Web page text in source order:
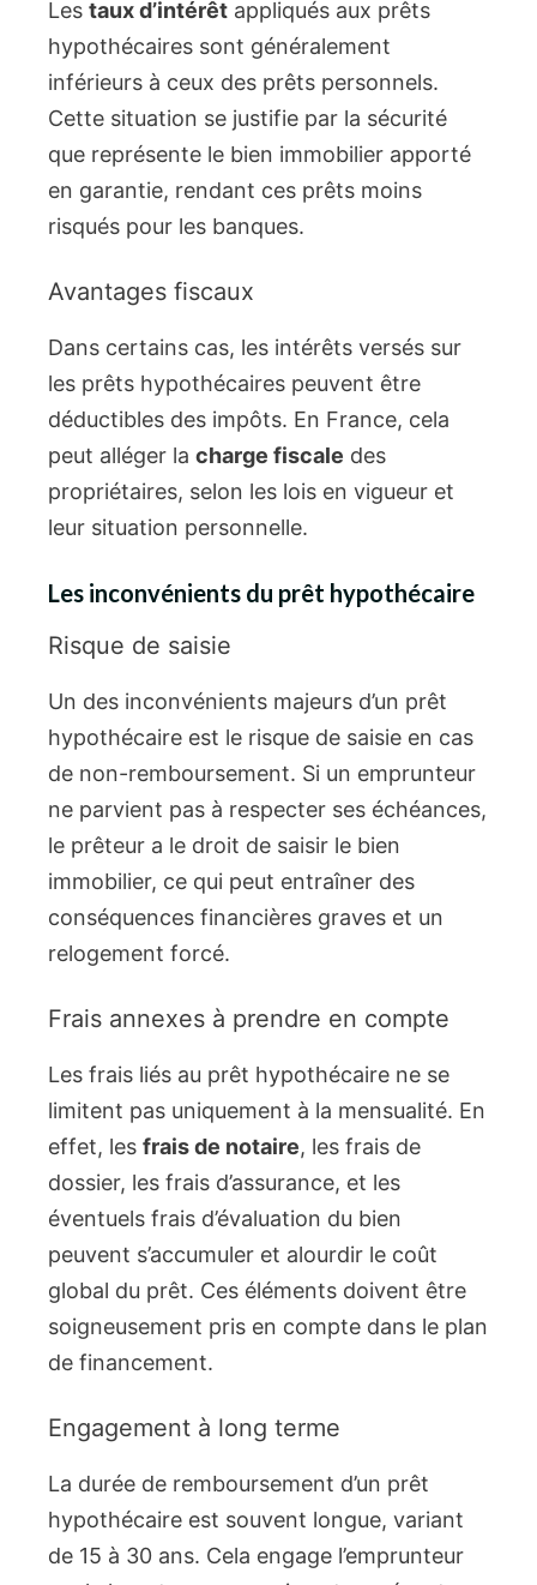
Les taux d’intérêt appliqués aux prêts
hypothécaires sont généralement
inférieurs à ceux des prêts personnels.
Cette situation se justifie par la sécurité
que représente le bien immobilier apporté
en garantie, rendant ces prêts moins
risqués pour les banques.
Avantages fiscaux
Dans certains cas, les intérêts versés sur
les prêts hypothécaires peuvent être
déductibles des impôts. En France, cela
peut alléger la charge fiscale des
propriétaires, selon les lois en vigueur et
leur situation personnelle.
Les inconvénients du prêt hypothécaire
Risque de saisie
Un des inconvénients majeurs d’un prêt
hypothécaire est le risque de saisie en cas
de non-remboursement. Si un emprunteur
ne parvient pas à respecter ses échéances,
le prêteur a le droit de saisir le bien
immobilier, ce qui peut entraîner des
conséquences financières graves et un
relogement forcé.
Frais annexes à prendre en compte
Les frais liés au prêt hypothécaire ne se
limitent pas uniquement à la mensualité. En
effet, les frais de notaire, les frais de
dossier, les frais d’assurance, et les
éventuels frais d’évaluation du bien
peuvent s’accumuler et alourdir le coût
global du prêt. Ces éléments doivent être
soigneusement pris en compte dans le plan
de financement.
Engagement à long terme
La durée de remboursement d’un prêt
hypothécaire est souvent longue, variant
de 15 à 30 ans. Cela engage l’emprunteur